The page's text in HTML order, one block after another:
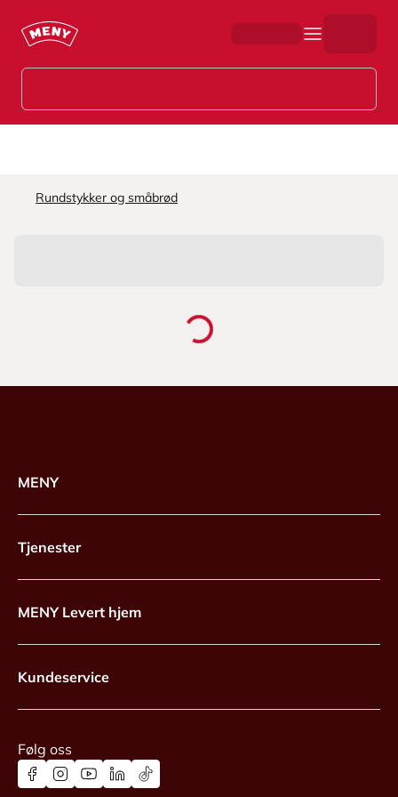
Rundstykker og småbrød
MENY
Tjenester
MENY Levert hjem
Kundeservice
Følg oss